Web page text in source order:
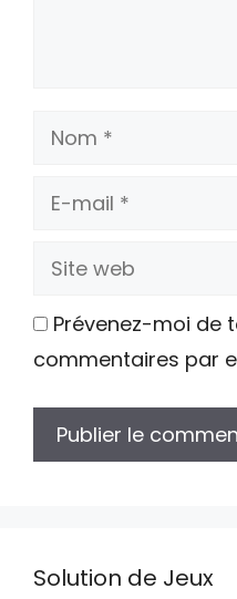
Nom
E-
Site
Prévenez-moi de
commentaires par
Solution de Jeux